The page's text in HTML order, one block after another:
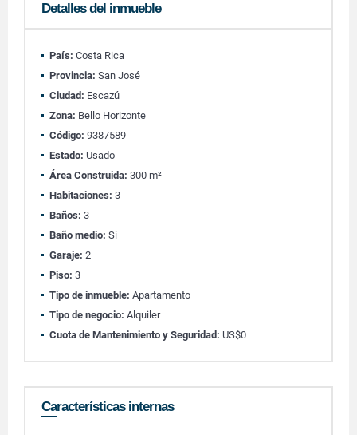
Detalles del inmueble
País: Costa Rica
Provincia: San José
Ciudad: Escazú
Zona: Bello Horizonte
Código: 9387589
Estado: Usado
Área Construida: 300 m²
Habitaciones: 3
Baños: 3
Baño medio: Si
Garaje: 2
Piso: 3
Tipo de inmueble: Apartamento
Tipo de negocio: Alquiler
Cuota de Mantenimiento y Seguridad: US$0
Características internas